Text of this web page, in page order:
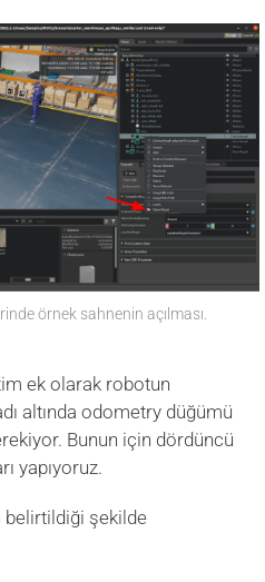
örnek sahnenin açılması.
ek olarak robotun
altında odometry düğümü
Bunun için dördüncü
yapıyoruz.
belirtildiği şekilde